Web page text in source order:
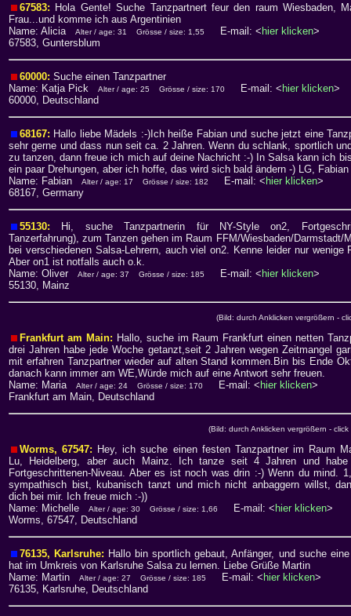
67583: Hola Gente! Suche Tanzpartnert feur den raum Wiesbaden,
Frau...und komme ich aus Argentinien
Name: Alicia
Alter / age: 31 Grösse / size: 1,55 E-mail: < hier klicken>
67583, Guntersblum
60000: Suche einen Tanzpartner
Name: Katja Pick
Alter / age: 25 Grösse / size: 170 E-mail: < hier klicken>
60000, Deutschland
68167: Hallo liebe Mädels :-)Ich heiße Fabian und suche jetzt eine
sehr gerne und dass nun seit ca. 2 Jahren. Wenn du schlank, sportlich
zu tanzen, dann freue ich mich auf deine Nachricht :-) In Salsa kann ich
ein paar Drehungen, aber ich hoffe, das wird sich bald ändern -) LG, Fabian
Name: Fabian
Alter / age: 17 Grösse / size: 182 E-mail: < hier klicken>
68167, Germany
55130:
Hi, suche Tanzpartnerin für NY-Style on2,
Tanzerfahrung), zum Tanzen gehen im Raum FFM/Wiesbaden/
bei verschiedenen Salsa-Lehrern, auch viel on2. Kenne leider nur wenige
Aber on1 ist notfalls auch o.k.
Name: Oliver
Alter / age: 37 Grösse / size: 185 E-mail: < hier klicken>
55130, Mainz
(Bild: durch Anklicken vergrößern -
Frankfurt am Main: Hallo, suche im Raum Frankfurt einen netten
drei Jahren habe jede Woche getanzt,seit 2 Jahren wegen Zeitmangel
mit erfahren Tanzpartner wieder auf alten Stand kommen.Bin bis Ende
danach kann immer am WE,Würde mich auf eine Antwort sehr freuen.
Name: Maria
Alter / age: 24 Grösse / size: 170 E-mail: < hier klicken>
Frankfurt am Main, Deutschland
(Bild: durch Anklicken vergrößern -
Worms, 67547: Hey, ich suche einen festen Tanzpartner im Raum
Lu, Heidelberg, aber auch Mainz. Ich tanze seit 4 Jahren und
Fortgeschrittenen-Niveau. Aber es ist noch was drin :-) Wenn du mind.
sympathisch bist, kubanisch tanzt und mich nicht anbaggern willst,
dich bei mir. Ich freue mich :-))
Name: Michelle
Alter / age: 30 Grösse / size: 1,66 E-mail: < hier klicken>
Worms, 67547, Deutschland
76135, Karlsruhe: Hallo bin sportlich gebaut, Anfänger, und suche
hat im Umkreis von Karlsruhe Salsa zu lernen. Liebe Grüße Martin
Name: Martin
Alter / age: 27 Grösse / size: 185 E-mail: < hier klicken>
76135, Karlsruhe, Deutschland